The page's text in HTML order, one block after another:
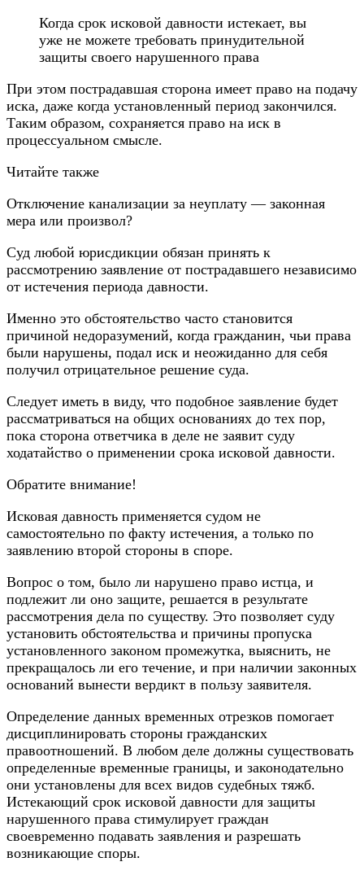
Когда срок исковой давности истекает, вы
уже не можете требовать принудительной
защиты своего нарушенного права
При этом пострадавшая сторона имеет право на подачу
иска, даже когда установленный период закончился.
Таким образом, сохраняется право на иск в
процессуальном смысле.
Читайте также
Отключение канализации за неуплату — законная
мера или произвол?
Суд любой юрисдикции обязан принять к
рассмотрению заявление от пострадавшего независимо
от истечения периода давности.
Именно это обстоятельство часто становится
причиной недоразумений, когда гражданин, чьи права
были нарушены, подал иск и неожиданно для себя
получил отрицательное решение суда.
Следует иметь в виду, что подобное заявление будет
рассматриваться на общих основаниях до тех пор,
пока сторона ответчика в деле не заявит суду
ходатайство о применении срока исковой давности.
Обратите внимание!
Исковая давность применяется судом не
самостоятельно по факту истечения, а только по
заявлению второй стороны в споре.
Вопрос о том, было ли нарушено право истца, и
подлежит ли оно защите, решается в результате
рассмотрения дела по существу. Это позволяет суду
установить обстоятельства и причины пропуска
установленного законом промежутка, выяснить, не
прекращалось ли его течение, и при наличии законных
оснований вынести вердикт в пользу заявителя.
Определение данных временных отрезков помогает
дисциплинировать стороны гражданских
правоотношений. В любом деле должны существовать
определенные временные границы, и законодательно
они установлены для всех видов судебных тяжб.
Истекающий срок исковой давности для защиты
нарушенного права стимулирует граждан
своевременно подавать заявления и разрешать
возникающие споры.